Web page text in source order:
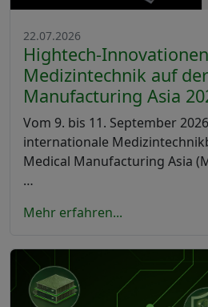
22.07.2026
Hightech-
Medizintechnik auf
Manufacturing Asia
Vom 9. bis 11. September
internationale
Medical Manufacturing Asia
…
Mehr erfahren...